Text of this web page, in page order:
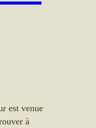
est venue
à